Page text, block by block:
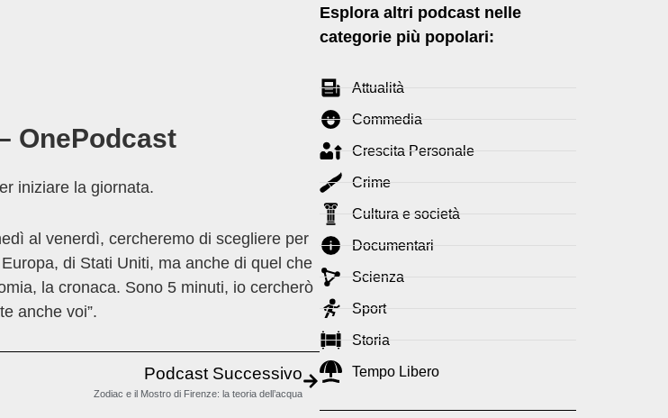
OnePodcast
iniziare la giornata.
al venerdì, cercheremo di scegliere per
di Stati Uniti, ma anche di quel che
la cronaca. Sono 5 minuti, io cercherò
anche voi”.
Podcast Successivo
Zodiac e il Mostro di Firenze: la teoria dell’acqua
Esplora altri podcast nelle
categorie più popolari:
Attualità
Commedia
Crescita Personale
Crime
Cultura e società
Documentari
Scienza
Sport
Storia
Tempo Libero